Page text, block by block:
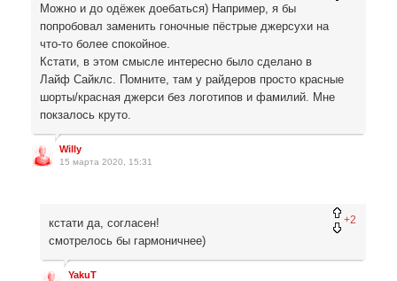
Можно и до одёжек доебаться) Например, я бы
попробовал заменить гоночные пёстрые джерсухи на
что-то более спокойное.
Кстати, в этом смысле интересно было сделано в
Лайф Сайклс. Помните, там у райдеров просто красные
шорты/красная джерси без логотипов и фамилий. Мне
покзалось круто.
Willy
15 марта 2020, 15:31
+2
кстати да, согласен!
смотрелось бы гармоничнее)
YakuT